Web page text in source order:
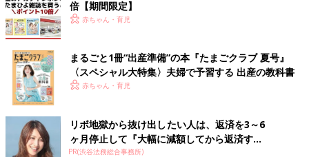
倍【期間限定】
赤ちゃん・育児
まるごと1冊“出産準備”の本『たまごクラブ 夏号』
〈スペシャル大特集〉夫婦で予習する 出産の教科書
赤ちゃん・育児
リボ地獄から抜け出したい人は、返済を3～6
ヶ月停止して『大幅に減額してから返済す...
PR(渋谷法務総合事務所)